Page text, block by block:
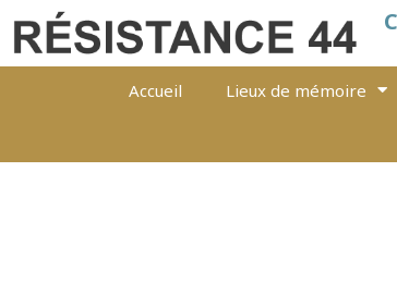
Accueil Lieux de mémoire